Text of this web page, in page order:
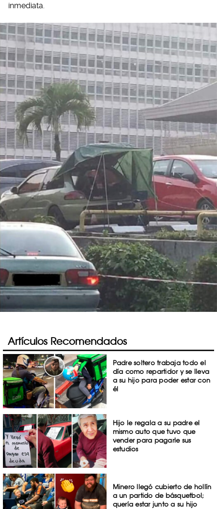
inmediata.
Artículos Recomendados
Padre soltero trabaja todo el
día como repartidor y se lleva
a su hijo para poder estar con
él
Hijo le regala a su padre el
mismo auto que tuvo que
vender para pagarle sus
estudios
Minero llegó cubierto de hollín
a un partido de básquetbol;
quería estar junto a su hijo